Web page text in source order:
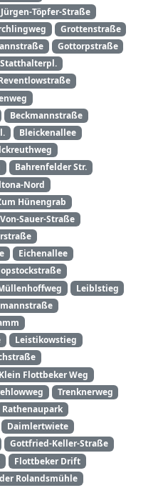
Jürgen-Töpfer-Straße
Grottenstraße
Gottorpstraße
Statthalterpl.
Beckmannstraße
Bleickenallee
Bahrenfelder Str.
Nord
Hünengrab
Von-Sauer-Straße
Eichenallee
Leiblstieg
Leistikowstieg
Klein Flottbeker Weg
Trenknerweg
Rathenaupark
Daimlertwiete
Gottfried-Keller-Straße
Flottbeker Drift
Rolandsmühle